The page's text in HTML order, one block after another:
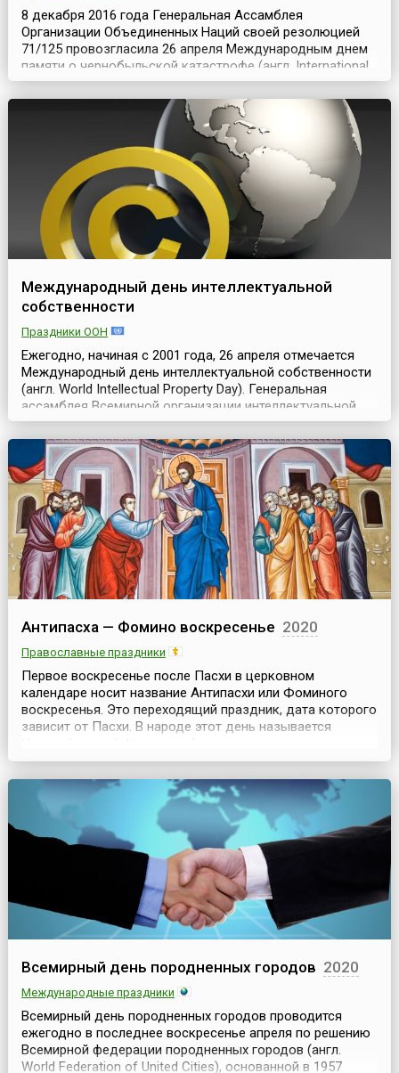
8 декабря 2016 года Генеральная Ассамблея
Организации Объединенных Наций своей резолюцией
71/125 провозгласила 26 апреля Международным днем
памяти о чернобыльской катастрофе (англ. International
Chernobyl Disaster Remembrance Day). Генеральная
Ассамблея отметила «ощущаемые до сих пор, три
десятилетия спустя, серьезные долговременные
последствия чернобыльской катастрофы, а также
сохраняющиеся в...
Международный день интеллектуальной
собственности
Праздники ООН
Ежегодно, начиная с 2001 года, 26 апреля отмечается
Международный день интеллектуальной собственности
(англ. World Intellectual Property Day). Генеральная
ассамблея Всемирной организации интеллектуальной
собственности (англ. World Intellectual Property
Organization, WIPO) на заседании в октябре 1999 года,
рассмотрев предложение делегации Китая, приняла
решение об учреждении этого праздника. Пр...
Антипасха — Фомино воскресенье 2020
Православные праздники
Первое воскресенье после Пасхи в церковном
календаре носит название Антипасхи или Фоминого
воскресенья. Это переходящий праздник, дата которого
зависит от Пасхи. В народе этот день называется
Пасхи» или «противоположный Пасхе» — но это не
противопоставление, а обращение к прошедшему
празднику, повторение его на восьмой день после
Пасхи. С др...
Всемирный день породненных городов 2020
Международные праздники
Всемирный день породненных городов проводится
ежегодно в последнее воскресенье апреля по решению
Всемирной федерации породненных городов (англ.
World Federation of United Cities), основанной в 1957